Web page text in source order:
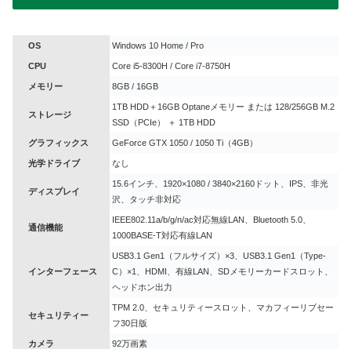
OS Windows 10 Home / Pro
CPU Core i5-8300H / Core i7-8750H
メモリー 8GB / 16GB
ストレージ
1TB HDD＋16GB Optaneメモリー または 128/256GB M.2
SSD（PCIe） ＋ 1TB HDD
グラフィックス GeForce GTX 1050 / 1050 Ti（4GB）
光学ドライブ なし
ディスプレイ
15.6インチ、1920×1080 / 3840×2160ドット、IPS、非光
沢、タッチ非対応
通信機能
IEEE802.11a/b/g/n/ac対応無線LAN、Bluetooth 5.0、
1000BASE-T対応有線LAN
インターフェース
USB3.1 Gen1（フルサイズ）×3、USB3.1 Gen1（Type-
C）×1、HDMI、有線LAN、SDメモリーカードスロット、
ヘッドホン出力
セキュリティー
TPM 2.0、セキュリティースロット、マカフィーリブセー
フ30日版
カメラ 92万画素